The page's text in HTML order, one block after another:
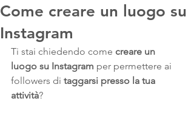
Come creare un luogo su
Instagram
Ti stai chiedendo come creare un
luogo su Instagram per permettere ai
followers di taggarsi presso la tua
attività?